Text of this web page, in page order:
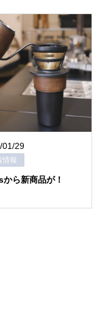
01/29
情報
ら新商品が！